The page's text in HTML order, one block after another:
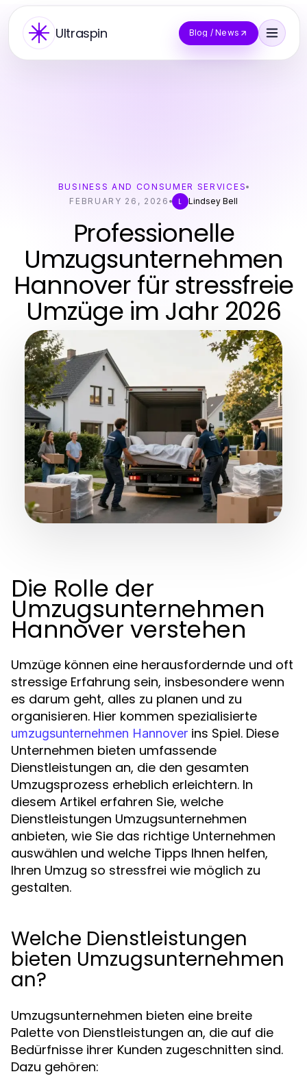
Ultraspin Blog / News
BUSINESS AND CONSUMER SERVICES
FEBRUARY 26, 2026
L Lindsey Bell
Professionelle
Umzugsunternehmen
Hannover für stressfreie
Umzüge im Jahr 2026
Die Rolle der
Umzugsunternehmen
Hannover verstehen
Umzüge können eine herausfordernde und oft
stressige Erfahrung sein, insbesondere wenn
es darum geht, alles zu planen und zu
organisieren. Hier kommen spezialisierte
umzugsunternehmen Hannover ins Spiel. Diese
Unternehmen bieten umfassende
Dienstleistungen an, die den gesamten
Umzugsprozess erheblich erleichtern. In
diesem Artikel erfahren Sie, welche
Dienstleistungen Umzugsunternehmen
anbieten, wie Sie das richtige Unternehmen
auswählen und welche Tipps Ihnen helfen,
Ihren Umzug so stressfrei wie möglich zu
gestalten.
Welche Dienstleistungen
bieten Umzugsunternehmen
an?
Umzugsunternehmen bieten eine breite
Palette von Dienstleistungen an, die auf die
Bedürfnisse ihrer Kunden zugeschnitten sind.
Dazu gehören: